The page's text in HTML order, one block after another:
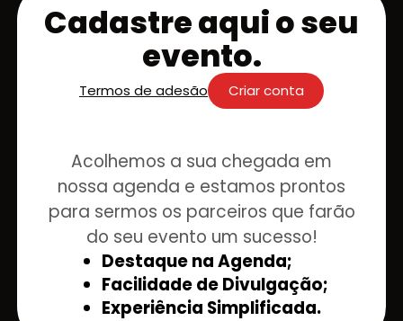
Cadastre aqui o seu
evento.
Termos de adesão Criar conta
Acolhemos a sua chegada em
nossa agenda e estamos prontos
para sermos os parceiros que farão
do seu evento um sucesso!
Destaque na Agenda;
Facilidade de Divulgação;
Experiência Simplificada.